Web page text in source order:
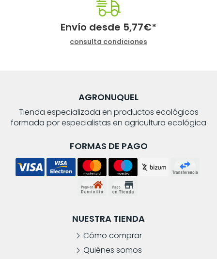
Envío desde 5,77€*
consulta condiciones
AGRONUQUEL
Tienda especializada en productos ecológicos
formada por especialistas en agricultura ecológica
FORMAS DE PAGO
NUESTRA TIENDA
Cómo comprar
Quiénes somos